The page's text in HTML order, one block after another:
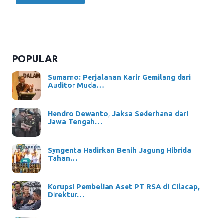
POPULAR
Sumarno: Perjalanan Karir Gemilang dari
Auditor Muda…
Hendro Dewanto, Jaksa Sederhana dari
Jawa Tengah…
Syngenta Hadirkan Benih Jagung Hibrida
Tahan…
Korupsi Pembelian Aset PT RSA di Cilacap,
Direktur…